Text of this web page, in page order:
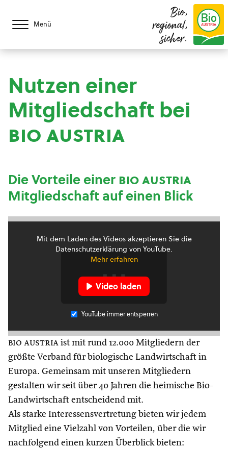
Menü
Bio,
regional,
sicher.
Nutzen einer
Mitgliedschaft bei
bio austria
Die Vorteile einerbio austria
Mitgliedschaft auf einen Blick
Mit dem Laden des Videos akzeptieren Sie die
Datenschutzerklärung von YouTube.
Mehr erfahren
Video laden
YouTube immer entsperren
bio austria ist mit rund 12.000 Mitgliedern der
größte Verband für biologische Landwirtschaft in
Europa. Gemeinsam mit unseren Mitgliedern
gestalten wir seit über 40 Jahren die heimische Bio-
Landwirtschaft entscheidend mit.
Als starke Interessensvertretung bieten wir jedem
Mitglied eine Vielzahl von Vorteilen, über die wir
nachfolgend einen kurzen Überblick bieten: